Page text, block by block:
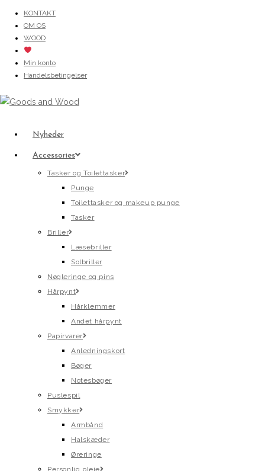
content
KONTAKT
OM OS
WOOD
Min konto
Handelsbetingelser
Nyheder
Accessories
Tasker og Toilettasker
Punge
Toilettasker og makeup punge
Tasker
Briller
Læsebriller
Solbriller
Nøgleringe og pins
Hårpynt
Hårklemmer
Andet hårpynt
Papirvarer
Anledningskort
Bøger
Notesbøger
Puslespil
Smykker
Armbånd
Halskæder
Øreringe
Personlig pleje